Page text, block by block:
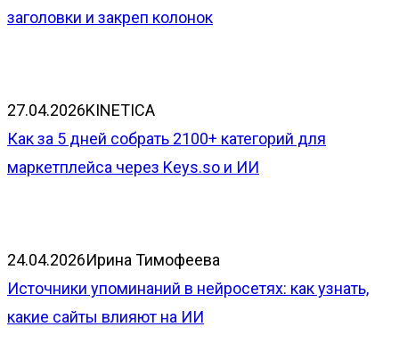
заголовки и закреп колонок
27.04.2026KINETICA
Как за 5 дней собрать 2100+ категорий для
маркетплейса через Keys.so и ИИ
24.04.2026Ирина Тимофеева
Источники упоминаний в нейросетях: как узнать,
какие сайты влияют на ИИ